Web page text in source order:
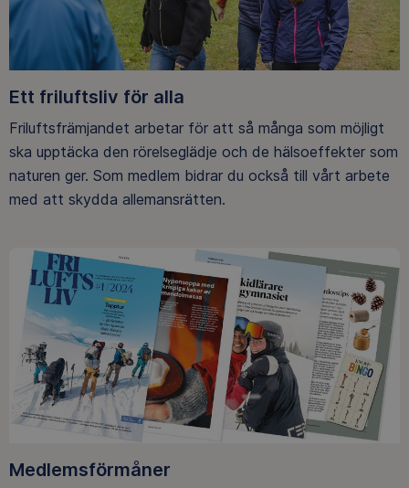
Ett friluftsliv för alla
Friluftsfrämjandet arbetar för att så många som möjligt
ska upptäcka den rörelseglädje och de hälsoeffekter som
naturen ger. Som medlem bidrar du också till vårt arbete
med att skydda allemansrätten.
Medlemsförmåner